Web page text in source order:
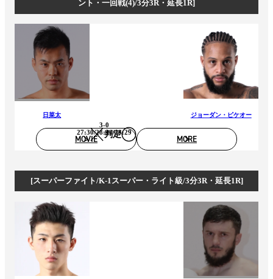
ント・一回戦(4)/3分3R・延長1R]
日菜太
判定
3-0
27:30/28:30/28:29
ジョーダン・ピケオー
MOVIE MORE
[スーパーファイト/K-1スーパー・ライト級/3分3R・延長1R]